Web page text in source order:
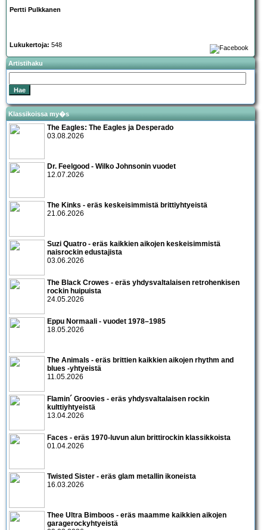
Pertti Pulkkanen
Lukukertoja: 548
Artistihaku
Klassikoissa my�s
The Eagles: The Eagles ja Desperado
03.08.2026
Dr. Feelgood - Wilko Johnsonin vuodet
12.07.2026
The Kinks - eräs keskeisimmistä brittiyhtyeistä
21.06.2026
Suzi Quatro - eräs kaikkien aikojen keskeisimmistä
naisrockin edustajista
03.06.2026
The Black Crowes - eräs yhdysvaltalaisen retrohenkisen
rockin huipuista
24.05.2026
Eppu Normaali - vuodet 1978–1985
18.05.2026
The Animals - eräs brittien kaikkien aikojen rhythm and
blues -yhtyeistä
11.05.2026
Flamin´ Groovies - eräs yhdysvaltalaisen rockin
kulttiyhtyeistä
13.04.2026
Faces - eräs 1970-luvun alun brittirockin klassikkoista
01.04.2026
Twisted Sister - eräs glam metallin ikoneista
16.03.2026
Thee Ultra Bimboos - eräs maamme kaikkien aikojen
garagerockyhtyeistä